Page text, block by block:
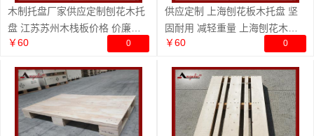
木制托盘厂家供应定制刨花木托
盘 江苏苏州木栈板价格 价廉物
美
￥60 0
供应定制 上海刨花板木托盘 坚
固耐用 减轻重量 上海刨花木栈
板
￥60 0